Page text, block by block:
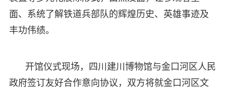
面、系统了解铁道兵部队的辉煌历史、英雄事迹及
丰功伟绩。
开馆仪式现场，四川建川博物馆与金口河区人民
政府签订友好合作意向协议，双方将就金口河区文